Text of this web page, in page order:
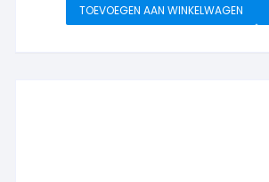
TOEVOEGEN AAN WINKELWAGEN